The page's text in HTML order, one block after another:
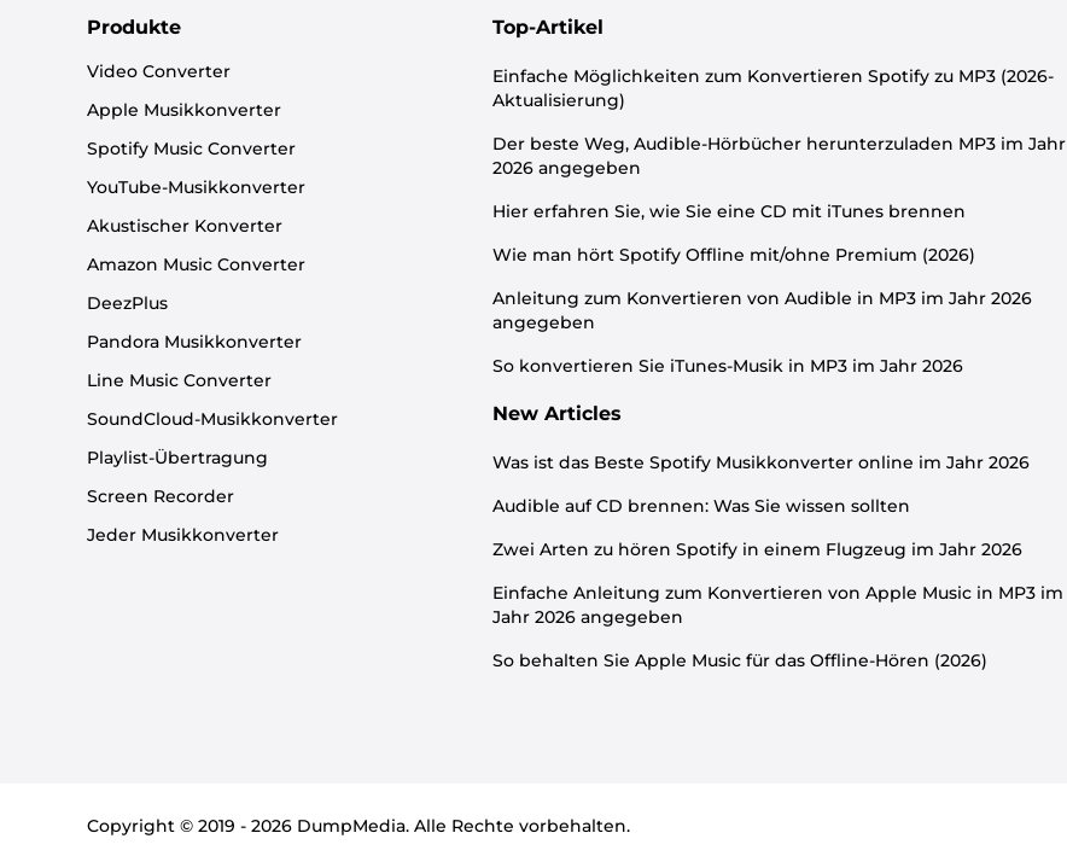
Produkte
Video Converter
Apple Musikkonverter
Spotify Music Converter
YouTube-Musikkonverter
Akustischer Konverter
Amazon Music Converter
DeezPlus
Pandora Musikkonverter
Line Music Converter
SoundCloud-Musikkonverter
Playlist-Übertragung
Screen Recorder
Jeder Musikkonverter
Top-Artikel
Einfache Möglichkeiten zum Konvertieren Spotify zu MP3 (2026-
Aktualisierung)
Der beste Weg, Audible-Hörbücher herunterzuladen MP3 im Jahr
2026 angegeben
Hier erfahren Sie, wie Sie eine CD mit iTunes brennen
Wie man hört Spotify Offline mit/ohne Premium (2026)
Anleitung zum Konvertieren von Audible in MP3 im Jahr 2026
angegeben
So konvertieren Sie iTunes-Musik in MP3 im Jahr 2026
New Articles
Was ist das Beste Spotify Musikkonverter online im Jahr 2026
Audible auf CD brennen: Was Sie wissen sollten
Zwei Arten zu hören Spotify in einem Flugzeug im Jahr 2026
Einfache Anleitung zum Konvertieren von Apple Music in MP3 im
Jahr 2026 angegeben
So behalten Sie Apple Music für das Offline-Hören (2026)
Copyright © 2019 - 2026 DumpMedia. Alle Rechte vorbehalten.